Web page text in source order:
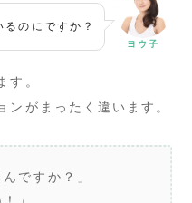
るのにですか？
ヨウ子
す。
ンがまったく違います。
ですか？」
」